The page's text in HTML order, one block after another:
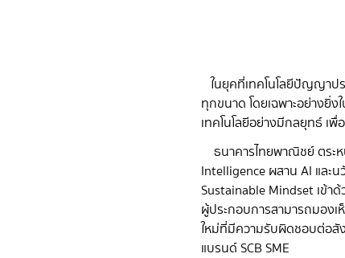
ในยุคที่เทคโนโลยีปัญญาป
ทุกขนาด โดยเฉพาะอย่างยิ่
เทคโนโลยีอย่างมีกลยุทธ์ เ
ธนาคารไทยพาณิชย์ ตระ
Intelligence ผสาน AI และ
Sustainable Mindset เข้าด้
ผู้ประกอบการสามารถมอง
ใหม่ที่มีความรับผิดชอบต่อสั
แบรนด์ SCB SME